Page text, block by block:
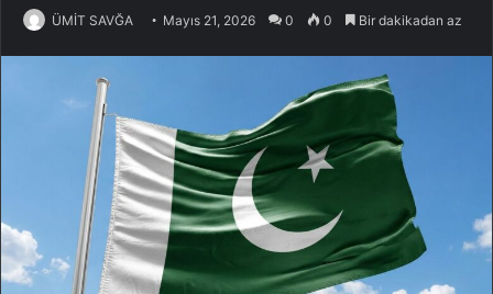
ÜMİT SAVĞA Mayıs 21, 2026 0 0 Bir dakikadan az